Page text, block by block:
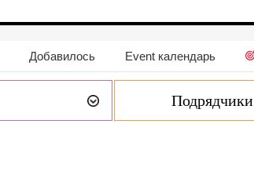
Добавилось Event календарь
Подрядчики